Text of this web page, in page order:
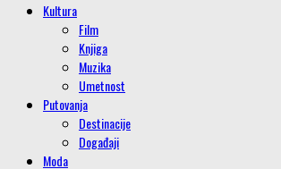
Kultura
Film
Knjiga
Muzika
Umetnost
Putovanja
Destinacije
Događaji
Moda